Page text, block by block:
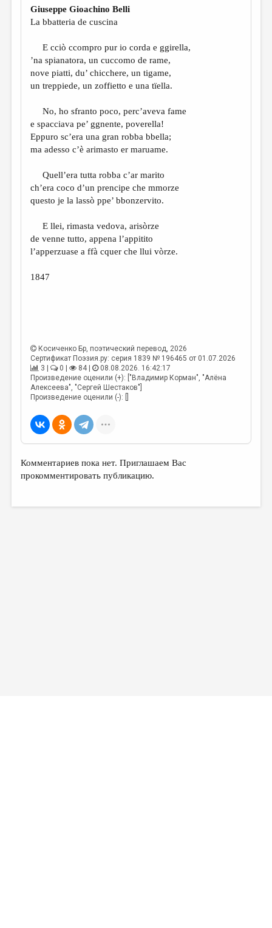
СТРАНИЦЫ ПАМЯТИ
ОБЪЯВЛЕНИЯ
РЕДКОЛЛЕГИЯ
ОТ РЕДАКЦИИ
МАЛАЯ ПРОЗА
ЭССЕИСТИКА
КУЛЬТУРОВЕДЕНИЕ
ПУБЛИЦИСТИКА
РЕЦЕНЗИРОВАНИЕ
ЦИКЛЫ ПУБЛИКАЦИЙ
Giuseppe Gioachino Belli
La bbatteria de cuscina
E cciò ccompro pur io corda e ggirella,
’na spianatora, un cuccomo de rame,
nove piatti, du’ chicchere, un tigame,
un treppiede, un zoffietto e una tïella.
No, ho sfranto poco, perc’aveva fame
e spacciava pe’ ggnente, poverella!
Eppuro sc’era una gran robba bbella;
ma adesso c’è arimasto er maruame.
Quell’era tutta robba c’ar marito
ch’era coco d’un prencipe che mmorze
questo je la lassò ppe’ bbonzervito.
E llei, rimasta vedova, arisòrze
de venne tutto, appena l’appitito
l’apperzuase a ffà cquer che llui vòrze.
1847
Косиченко Бр, поэтический перевод, 2026
Сертификат Поэзия.ру: серия 1839 № 196465 от 01.07.2026
3 |
0 | 84 |
08.08.2026. 16:42:17
Произведение оценили (+): ["Владимир Корман", "Алёна
Алексеева", "Сергей Шестаков"]
Произведение оценили (-): []
Комментариев пока нет. Приглашаем Вас
прокомментировать публикацию.